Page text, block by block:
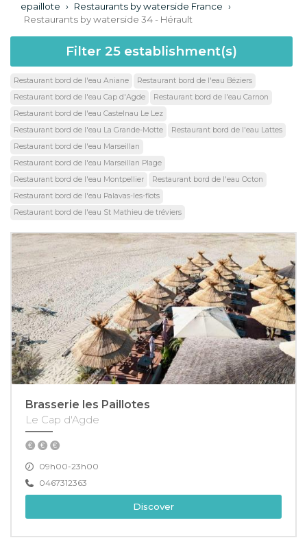
epaillote › Restaurants by waterside France ›
Restaurants by waterside 34 - Hérault
Filter 25establishment(s)
Restaurant bord de l'eau Aniane
Restaurant bord de l'eau Béziers
Restaurant bord de l'eau Cap d'Agde
Restaurant bord de l'eau Carnon
Restaurant bord de l'eau Castelnau Le Lez
Restaurant bord de l'eau La Grande-Motte
Restaurant bord de l'eau Lattes
Restaurant bord de l'eau Marseillan
Restaurant bord de l'eau Marseillan Plage
Restaurant bord de l'eau Montpellier
Restaurant bord de l'eau Octon
Restaurant bord de l'eau Palavas-les-flots
Restaurant bord de l'eau St Mathieu de tréviers
Brasserie les Paillotes
Le Cap d'Agde
09h00-23h00
0467312363
Discover